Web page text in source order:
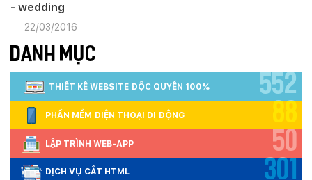
- wedding
22/03/2016
DANH MỤC
THIẾT KẾ WEBSITE ĐỘC QUYỀN 100% 552
PHẦN MỀM ĐIỆN THOẠI DI ĐỘNG 88
LẬP TRÌNH WEB-APP 50
DỊCH VỤ CẮT HTML 301